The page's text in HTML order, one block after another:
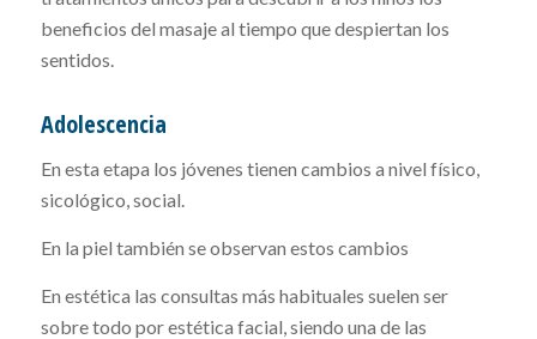
beneficios del masaje al tiempo que despiertan los
sentidos.
Adolescencia
En esta etapa los jóvenes tienen cambios a nivel físico,
sicológico, social.
En la piel también se observan estos cambios
En estética las consultas más habituales suelen ser
sobre todo por estética facial, siendo una de las